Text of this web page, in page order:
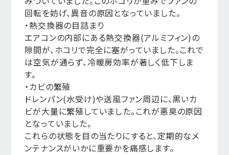
回転を妨げ、異音の原因となっていました。
・熱交換器の目詰まり
エアコンの内部にある熱交換器(アルミフィン)の
隙間が、ホコリで完全に塞がっていました。これで
は空気が通らず、冷暖房効率が著しく低下しま
す。
・カビの繁殖
ドレンパン(水受け)や送風ファン周辺に、黒いカ
ビが大量に繁殖していました。これが悪臭の原因
となっていました。
これらの状態を目の当たりにすると、定期的なメ
ンテナンスがいかに重要かを痛感します。